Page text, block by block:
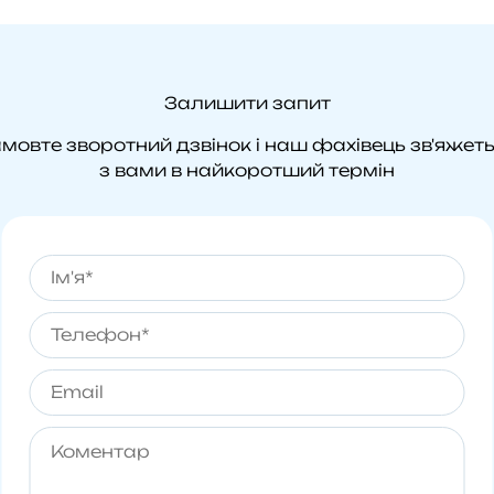
Залишити запит
зворотний дзвінок і наш фахівець
з вами в найкоротший термін